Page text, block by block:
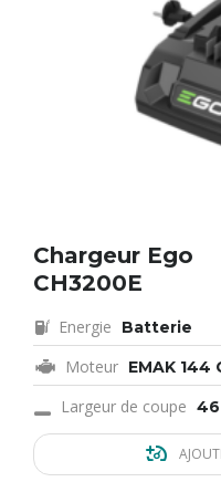
Chargeur Ego
CH3200E
Energie Batterie
Moteur EMAK 144
Largeur de coupe 46